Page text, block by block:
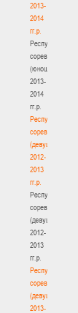
2013-
2014
гг.р.
Республиканские
соревнования
(юноши)
2013-
2014
гг.р.
Республиканские
соревнования
(девушки)
2012-
2013
гг.р.
Республиканские
соревнования
(девушки)
2012-
2013
гг.р.
Республиканские
соревнования
(девушки)
2013-